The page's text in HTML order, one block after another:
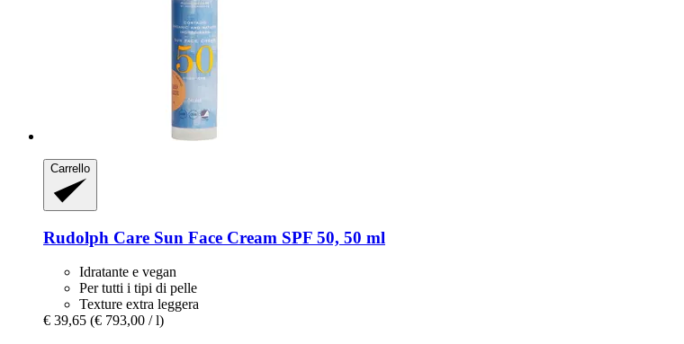
Carrello
Rudolph Care Sun Face Cream SPF 50, 50 ml
Idratante e vegan
Per tutti i tipi di pelle
Texture extra leggera
€ 39,65 (€ 793,00 / l)